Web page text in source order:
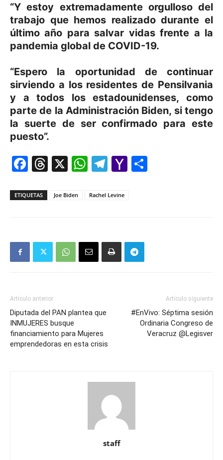
“Y estoy extremadamente orgulloso del
trabajo que hemos realizado durante el
último año para salvar vidas frente a la
pandemia global de COVID-19.
“Espero la oportunidad de continuar
sirviendo a los residentes de Pensilvania
y a todos los estadounidenses, como
parte de la Administración Biden, si tengo
la suerte de ser confirmado para este
puesto”.
Facebook
Threads
X WhatsApp
Telegram
Yahoo
ETIQUETAS Joe Biden Rachel Levine
Artículo anterior
Diputada del PAN plantea que
INMUJERES busque
financiamiento para Mujeres
emprendedoras en esta crisis
Artículo siguiente
#EnVivo: Séptima sesión
Ordinaria Congreso de
Veracruz @Legisver
staff